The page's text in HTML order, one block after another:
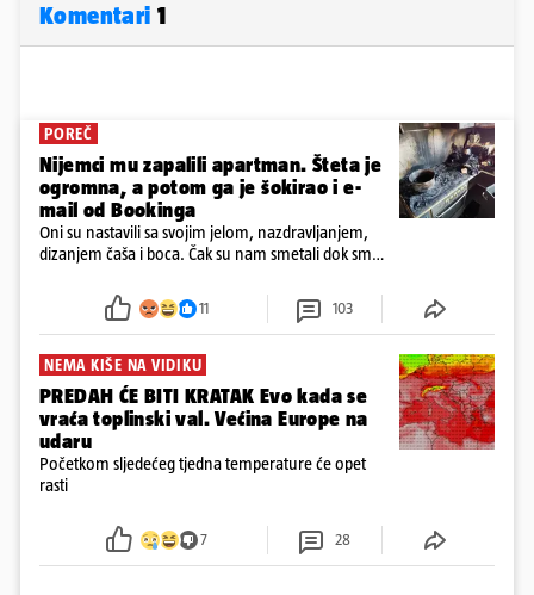
Komentari 1
POREČ
Nijemci mu zapalili apartman. Šteta je
ogromna, a potom ga je šokirao i e-
mail od Bookinga
Oni su nastavili sa svojim jelom, nazdravljanjem,
dizanjem čaša i boca. Čak su nam smetali dok smo
požar, rekao je vlasnik
11 103
NEMA KIŠE NA VIDIKU
PREDAH ĆE BITI KRATAK Evo kada se
vraća toplinski val. Većina Europe na
udaru
Početkom sljedećeg tjedna temperature će opet
rasti
7 28